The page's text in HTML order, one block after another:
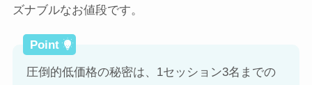
ズナブルなお値段です。
圧倒的低価格の秘密は、1セッション3名までの